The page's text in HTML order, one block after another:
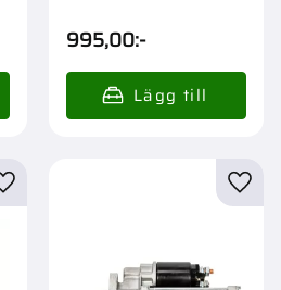
995,00:-
Lägg till i favoriter